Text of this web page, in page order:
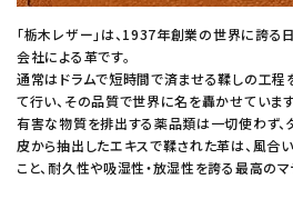
「栃木レザー」は、1937年創業の世界に誇
会社による革です。
通常はドラムで短時間で済ませる鞣しの工程
て行い、その品質で世界に名を轟かせています
有害な物質を排出する薬品類は一切使わず、
皮から抽出したエキスで鞣された革は、風合
こと、耐久性や吸湿性・放湿性を誇る最高のマ